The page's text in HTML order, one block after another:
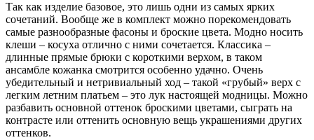
Так как изделие базовое, это лишь одни из самых ярких
сочетаний. Вообще же в комплект можно порекомендовать
самые разнообразные фасоны и броские цвета. Модно носить
клеши – косуха отлично с ними сочетается. Классика –
длинные прямые брюки с короткими верхом, в таком
ансамбле кожанка смотрится особенно удачно. Очень
убедительный и нетривиальный ход – такой «грубый» верх с
легким летним платьем – это лук настоящей модницы. Можно
разбавить основной оттенок броскими цветами, сыграть на
контрасте или оттенить основную вещь украшениями других
оттенков.